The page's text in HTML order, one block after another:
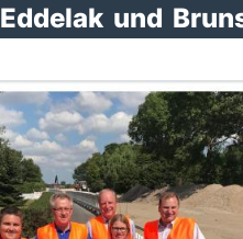
Eddelak und